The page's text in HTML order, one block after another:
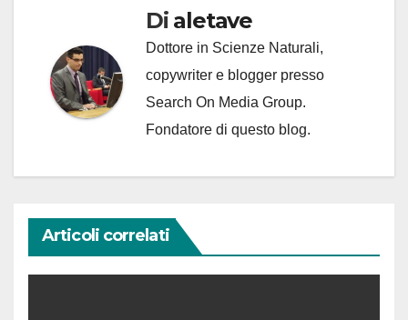
Di aletave
Dottore in Scienze Naturali,
copywriter e blogger presso
Search On Media Group.
Fondatore di questo blog.
Articoli correlati